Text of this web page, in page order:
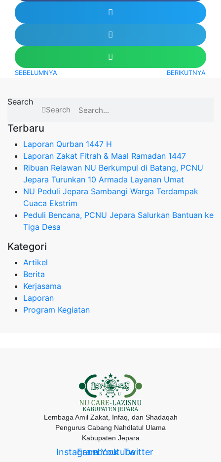
SEBELUMNYA BERIKUTNYA
Search
Search
Terbaru
Laporan Qurban 1447 H
Laporan Zakat Fitrah & Maal Ramadan 1447
Ribuan Relawan NU Berkumpul di Batang, PCNU
Jepara Turunkan 10 Armada Layanan Umat
NU Peduli Jepara Sambangi Warga Terdampak
Cuaca Ekstrim
Peduli Bencana, PCNU Jepara Salurkan Bantuan ke
Tiga Desa
Kategori
Artikel
Berita
Kerjasama
Laporan
Program Kegiatan
Lembaga Amil Zakat, Infaq, dan Shadaqah
Pengurus Cabang Nahdlatul Ulama
Kabupaten Jepara
InstagramFacebookYoutubeTwitter